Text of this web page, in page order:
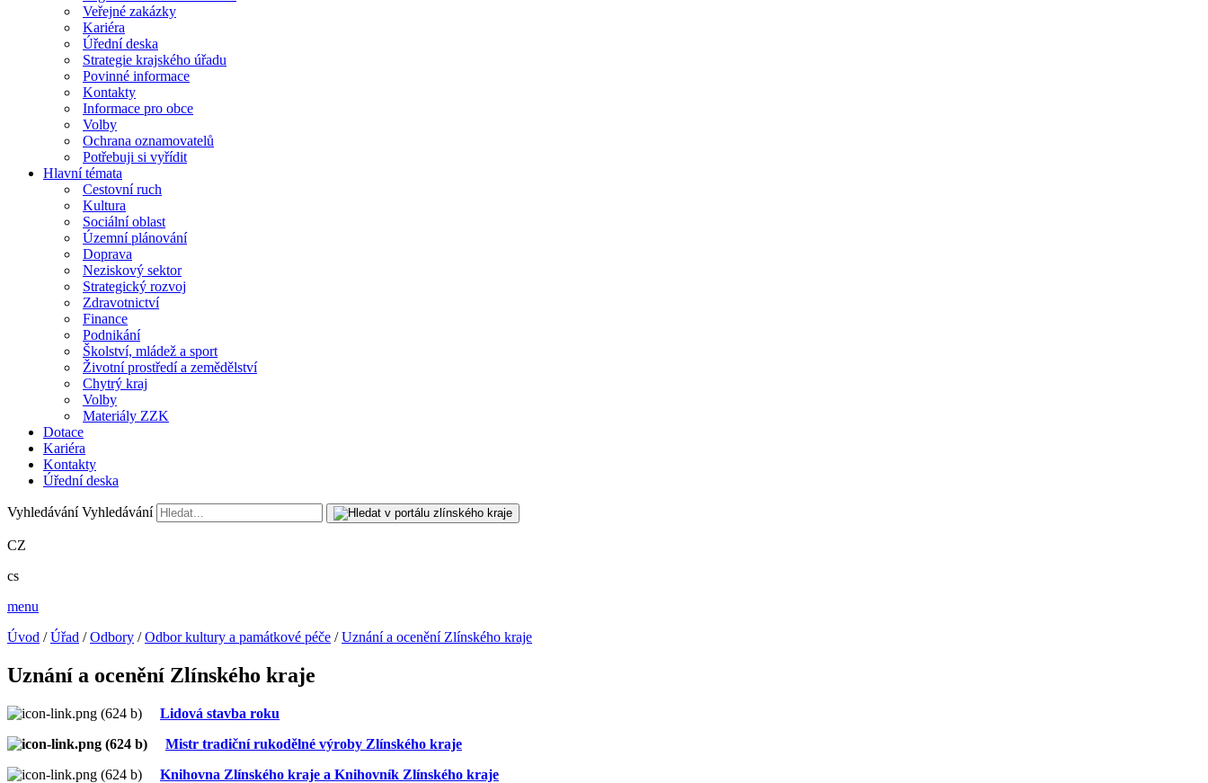
Veřejné zakázky
Kariéra
Úřední deska
Strategie krajského úřadu
Povinné informace
Kontakty
Informace pro obce
Volby
Ochrana oznamovatelů
Potřebuji si vyřídit
Hlavní témata
Cestovní ruch
Kultura
Sociální oblast
Územní plánování
Doprava
Neziskový sektor
Strategický rozvoj
Zdravotnictví
Finance
Podnikání
Školství, mládež a sport
Životní prostředí a zemědělství
Chytrý kraj
Volby
Materiály ZZK
Dotace
Kariéra
Kontakty
Úřední deska
Vyhledávání Vyhledávání
CZ
cs
menu
Úvod /Úřad /Odbory /Odbor kultury a památkové péče /Uznání a ocenění Zlínského kraje
Uznání a ocenění Zlínského kraje
Lidová stavba roku
Mistr tradiční rukodělné výroby Zlínského kraje
Knihovna Zlínského kraje a Knihovník Zlínského kraje